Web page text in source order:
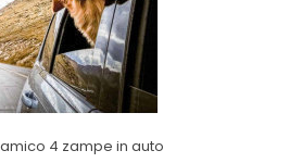
4 zampe in auto